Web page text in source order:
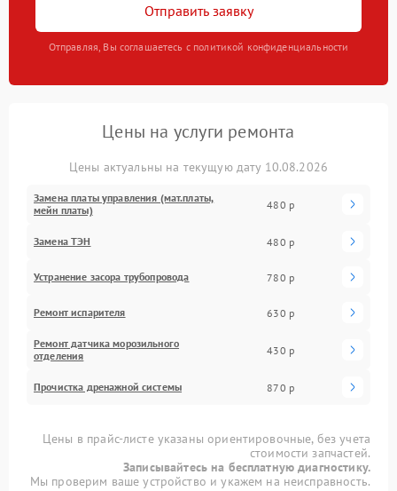
Отправить заявку
Отправляя, Вы соглашаетесь с политикой конфиденциальности
Цены на услуги ремонта
Цены актуальны на текущую дату 10.08.2026
Замена платы управления (мат.платы,
мейн платы)
480 р
Замена ТЭН 480 р
Устранение засора трубопровода 780 р
Ремонт испарителя 630 р
Ремонт датчика морозильного
отделения
430 р
Прочистка дренажной системы 870 р
Цены в прайс-листе указаны ориентировочные, без учета
стоимости запчастей.
Записывайтесь на бесплатную диагностику.
Мы проверим ваше устройство и укажем на неисправность.